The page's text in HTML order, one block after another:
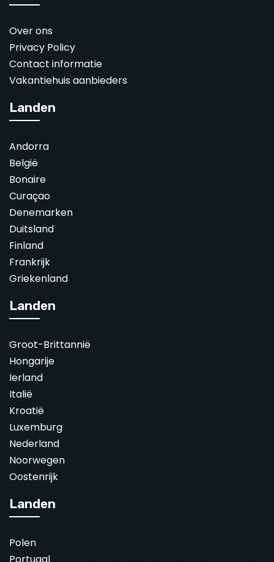
Over ons
Privacy Policy
Contact informatie
Vakantiehuis aanbieders
Landen
Andorra
België
Bonaire
Curaçao
Denemarken
Duitsland
Finland
Frankrijk
Griekenland
Landen
Groot-Brittannië
Hongarije
Ierland
Italië
Kroatië
Luxemburg
Nederland
Noorwegen
Oostenrijk
Landen
Polen
Portugal